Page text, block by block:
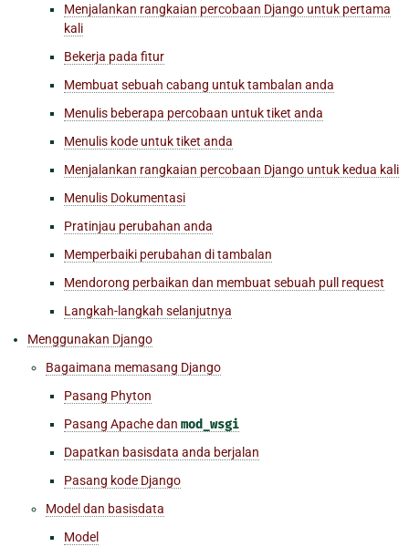
Menjalankan rangkaian percobaan Django untuk pertama
kali
Bekerja pada fitur
Membuat sebuah cabang untuk tambalan anda
Menulis beberapa percobaan untuk tiket anda
Menulis kode untuk tiket anda
Menjalankan rangkaian percobaan Django untuk kedua kali
Menulis Dokumentasi
Pratinjau perubahan anda
Memperbaiki perubahan di tambalan
Mendorong perbaikan dan membuat sebuah pull request
Langkah-langkah selanjutnya
Menggunakan Django
Bagaimana memasang Django
Pasang Phyton
Pasang Apache dan mod_wsgi
Dapatkan basisdata anda berjalan
Pasang kode Django
Model dan basisdata
Model